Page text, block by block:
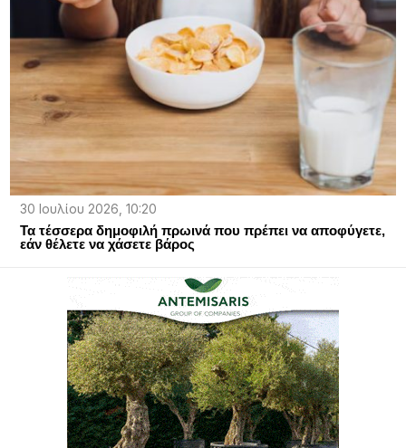
30 Ιουλίου 2026, 10:20
Τα τέσσερα δημοφιλή πρωινά που πρέπει να αποφύγετε,
εάν θέλετε να χάσετε βάρος